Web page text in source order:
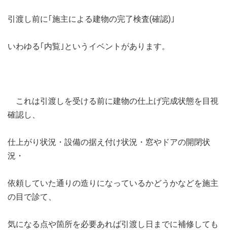
引渡し前に｢施主による建物の完了検査(確認)｣
いわゆる｢内覧｣というイベントがあります。
これは引渡しを受ける前に建物の仕上げ完成状態を目視
確認し、
仕上がり状況・設備の据え付け状況・窓やドアの開閉状
況・
依頼していた通りの造りになっているかどうかなどを施主
の目で診て、
気になる点や箇所を必要あれば引渡し日までに補修しても